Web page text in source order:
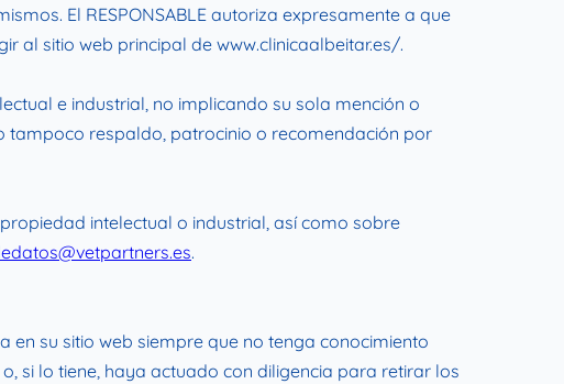
El RESPONSABLE autoriza expresamente a que
al sitio web principal de www.clinicaalbeitar.es/.
e industrial, no implicando su sola mención o
tampoco respaldo, patrocinio o recomendación por
intelectual o industrial, así como sobre
.
en su sitio web siempre que no tenga conocimiento
si lo tiene, haya actuado con diligencia para retirar los